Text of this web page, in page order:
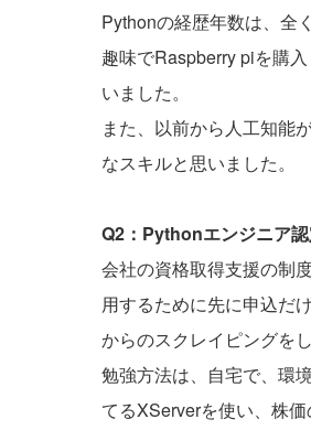
Pythonの経歴年数は、全
趣味でRaspberry piを購
いました。
また、以前から人工知能
なスキルと思いました。
Q2：Pythonエンジニア認
会社の資格取得支援の制
用するために先に申込だ
からのスクレイピングを
勉強方法は、自宅で、環
てるXServerを使い、株